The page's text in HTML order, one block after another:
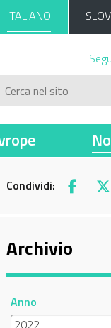
ITALIANO
Condividi: Facebook
X
Archivio
Anno